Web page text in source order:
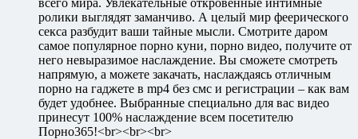
ролики выглядят заманчиво. А целый мир феерического
секса разбудит ваши тайные мысли. Смотрите даром
самое популярное порно куни, порно видео, получите от
него невыразимое наслаждение. Вы сможете смотреть
напрямую, а можете закачать, наслаждаясь отличным
порно на гаджете в mp4 без смс и регистрации – как вам
будет удобнее. Выбранные специально для вас видео
принесут 100% наслаждение всем посетителю
Порно365!<br><br><br>